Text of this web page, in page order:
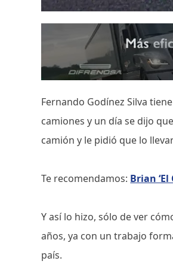
Fernando Godínez Silva
camiones y un día se dijo
camión y le pidió que lo
Te recomendamos: Brian
Y así lo hizo, sólo de ver
años, ya con un trabajo
país.